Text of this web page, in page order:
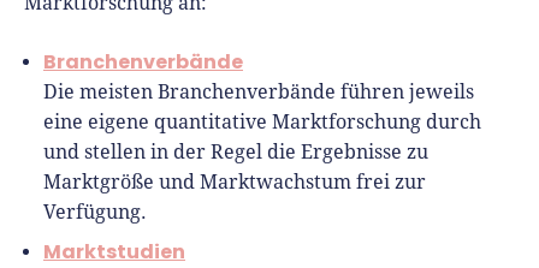
Branchenverbände
Die meisten Branchenverbände führen jeweils
eine eigene quantitative Marktforschung durch
und stellen in der Regel die Ergebnisse zu
Marktgröße und Marktwachstum frei zur
Verfügung.
Marktstudien